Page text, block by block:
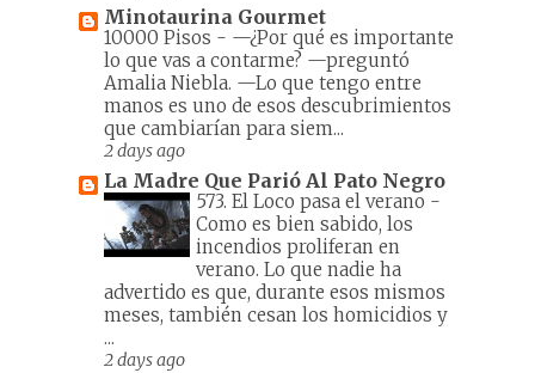
Minotaurina Gourmet
10000 Pisos - —¿Por qué es importante
lo que vas a contarme? —preguntó
Amalia Niebla. —Lo que tengo entre
manos es uno de esos descubrimientos
que cambiarían para siem...
2 days ago
La Madre Que Parió Al Pato Negro
573. El Loco pasa el verano -
Como es bien sabido, los
incendios proliferan en
verano. Lo que nadie ha
advertido es que, durante esos mismos
meses, también cesan los homicidios y
...
2 days ago